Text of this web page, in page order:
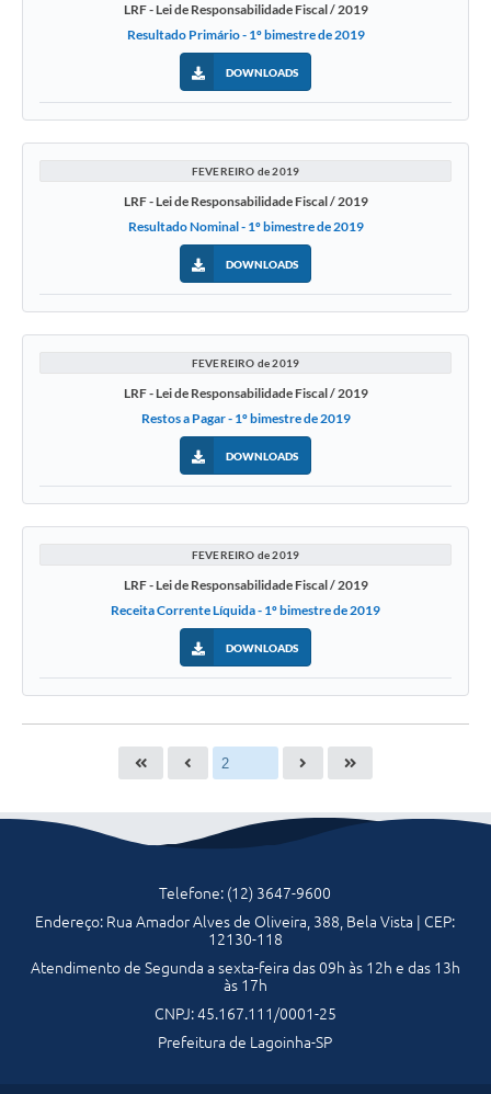
LRF - Lei de Responsabilidade Fiscal / 2019
Resultado Primário - 1º bimestre de 2019
DOWNLOADS
FEVEREIRO de 2019
LRF - Lei de Responsabilidade Fiscal / 2019
Resultado Nominal - 1º bimestre de 2019
DOWNLOADS
FEVEREIRO de 2019
LRF - Lei de Responsabilidade Fiscal / 2019
Restos a Pagar - 1º bimestre de 2019
DOWNLOADS
FEVEREIRO de 2019
LRF - Lei de Responsabilidade Fiscal / 2019
Receita Corrente Líquida - 1º bimestre de 2019
DOWNLOADS
Telefone: (12) 3647-9600
Endereço: Rua Amador Alves de Oliveira, 388, Bela Vista | CEP:
12130-118
Atendimento de Segunda a sexta-feira das 09h às 12h e das 13h
às 17h
CNPJ: 45.167.111/0001-25
Prefeitura de Lagoinha-SP